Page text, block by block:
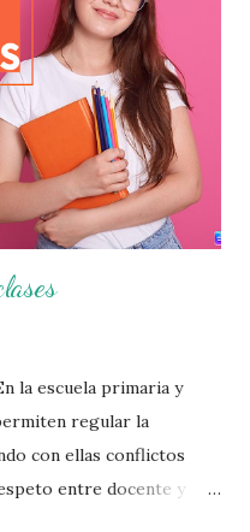
que elaboramos un
atender las necesidades
a los resultados del
Sin mas que decir les
en este nuevo
Recuerden
solo se hac...
la escuela primaria y
regular la
con ellas conflictos
entre docente y